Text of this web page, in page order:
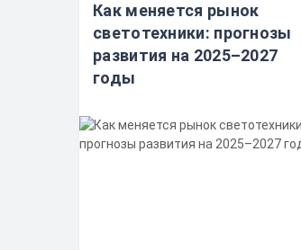
Как меняется рынок
светотехники: прогнозы
развития на 2025–2027
годы